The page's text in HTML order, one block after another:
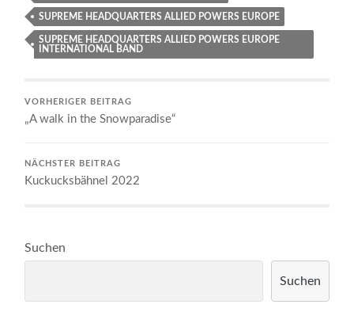
SUPREME HEADQUARTERS ALLIED POWERS EUROPE
SUPREME HEADQUARTERS ALLIED POWERS EUROPE
INTERNATIONAL BAND
VORHERIGER BEITRAG
„A walk in the Snowparadise“
NÄCHSTER BEITRAG
Kuckucksbähnel 2022
Suchen
Suchen